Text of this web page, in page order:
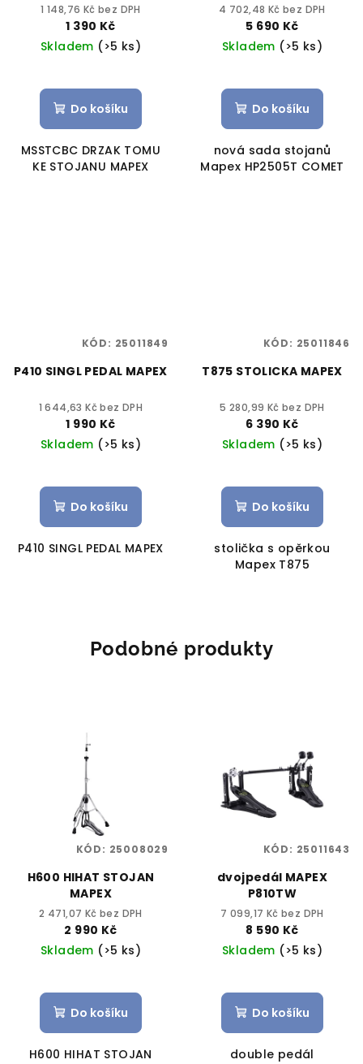
1 148,76 Kč bez DPH
1 390 Kč
Skladem (>5 ks)
Do košíku
MSSTCBC DRZAK TOMU
KE STOJANU MAPEX
4 702,48 Kč bez DPH
5 690 Kč
Skladem (>5 ks)
Do košíku
nová sada stojanů
Mapex HP2505T COMET
P410 SINGL PEDAL MAPEX
1 644,63 Kč bez DPH
1 990 Kč
Skladem (>5 ks)
Do košíku
P410 SINGL PEDAL MAPEX
KÓD: 25011849
T875 STOLICKA MAPEX
5 280,99 Kč bez DPH
6 390 Kč
Skladem (>5 ks)
Do košíku
stolička s opěrkou
Mapex T875
KÓD: 25011846
Podobné produkty
H600 HIHAT STOJAN
MAPEX
2 471,07 Kč bez DPH
2 990 Kč
Skladem (>5 ks)
Do košíku
H600 HIHAT STOJAN
KÓD: 25008029
dvojpedál MAPEX
P810TW
7 099,17 Kč bez DPH
8 590 Kč
Skladem (>5 ks)
Do košíku
double pedál
KÓD: 25011643